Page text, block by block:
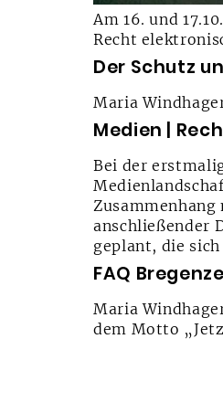
Am 16. und
Recht
Der Schutz
Maria
Medien |
Bei der
anschließender
geplant, die
FAQ
Maria
dem Motto